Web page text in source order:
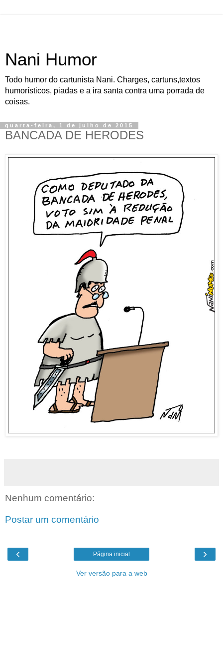
Nani Humor
Todo humor do cartunista Nani. Charges, cartuns,textos
humorísticos, piadas e a ira santa contra uma porrada de
coisas.
quarta-feira, 1 de julho de 2015
BANCADA DE HERODES
Nenhum comentário:
Postar um comentário
‹ ›
Página inicial
Ver versão para a web